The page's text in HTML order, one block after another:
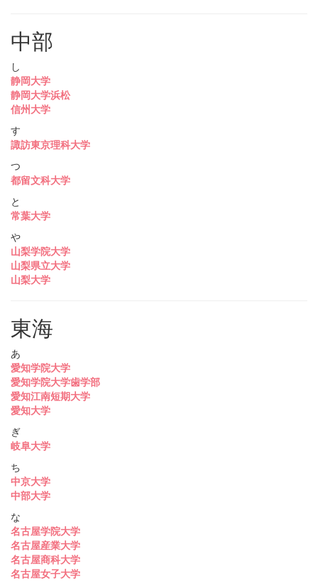
中部
し
静岡大学
静岡大学浜松
信州大学
す
諏訪東京理科大学
つ
都留文科大学
と
常葉大学
や
山梨学院大学
山梨県立大学
山梨大学
東海
あ
愛知学院大学
愛知学院大学歯学部
愛知江南短期大学
愛知大学
ぎ
岐阜大学
ち
中京大学
中部大学
な
名古屋学院大学
名古屋産業大学
名古屋商科大学
名古屋女子大学